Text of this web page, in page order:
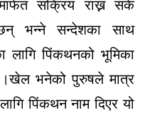
भन्ने सन्देशका साथ
लागि पिंकथनको भूमिका
।खेल भनेको पुरुषले मात्र
पिंकथन नाम दिएर यो